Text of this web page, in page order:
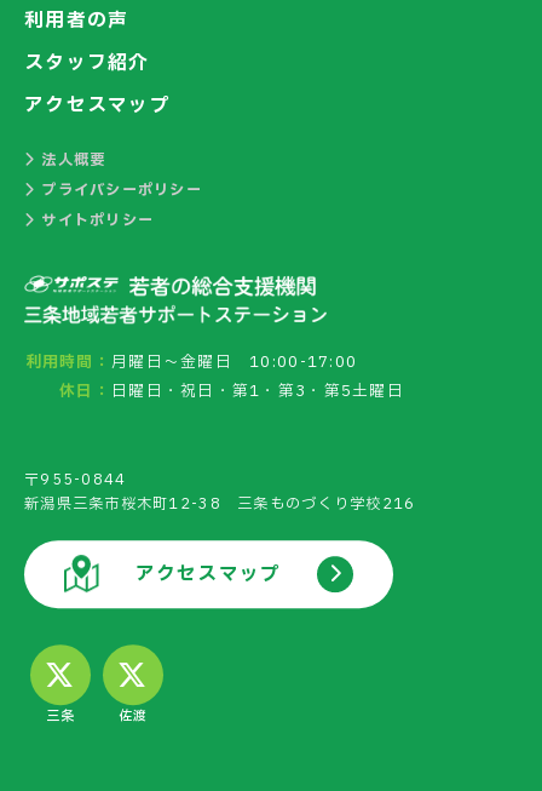
利用時間： 月曜日～金曜日 10:00-17:00
休日： 日曜日・祝日・第1・第3・第5土曜日
利用者の声
スタッフ紹介
アクセスマップ
法人概要
プライバシーポリシー
サイトポリシー
〒955-0844
新潟県三条市桜木町12-38 三条ものづくり学校216
アクセスマップ
三条 佐渡